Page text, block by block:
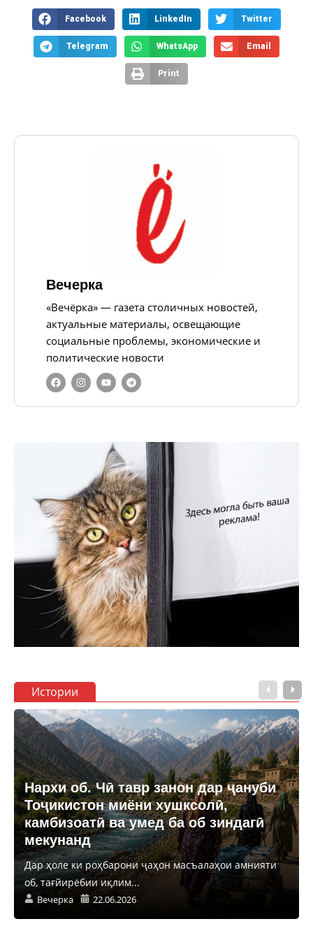
Facebook LinkedIn Twitter
Telegram WhatsApp Email
Print
Вечерка
«Вечёрка» — газета столичных новостей,
актуальные материалы, освещающие
социальные проблемы, экономические и
политические новости
Истории
Нархи об. Чӣ тавр занон дар ҷануби
Тоҷикистон миёни хушксолӣ,
камбизоатӣ ва умед ба об зиндагӣ
мекунанд
Дар ҳоле ки роҳбарони ҷаҳон масъалаҳои амнияти
об, тағйирёбии иқлим...
Вечерка 22.06.2026